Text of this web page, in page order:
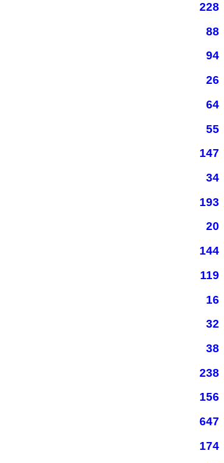
228
88
94
26
64
55
147
34
193
20
144
119
16
32
38
238
156
647
174